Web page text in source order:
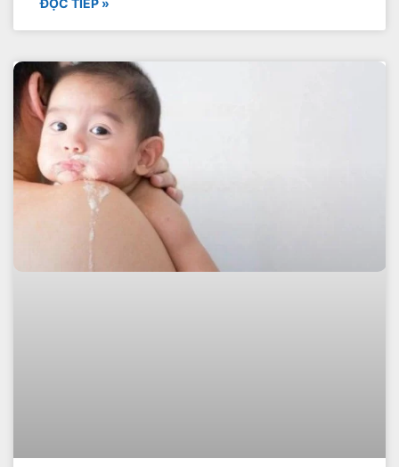
ĐỌC TIẾP »